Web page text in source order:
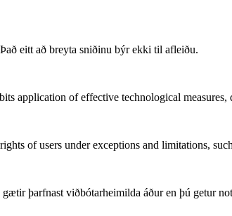
eitt að breyta sniðinu býr ekki til afleiðu.
application of effective technological
of users under exceptions and limitations,
þarfnast viðbótarheimilda áður en þú getur